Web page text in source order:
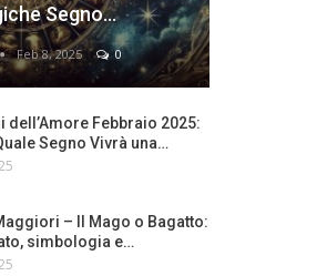
Segno…
Feb 8, 2025 0
dell’Amore Febbraio 2025:
Segno Vivrà una…
– Il Mago o Bagatto:
simbologia e…